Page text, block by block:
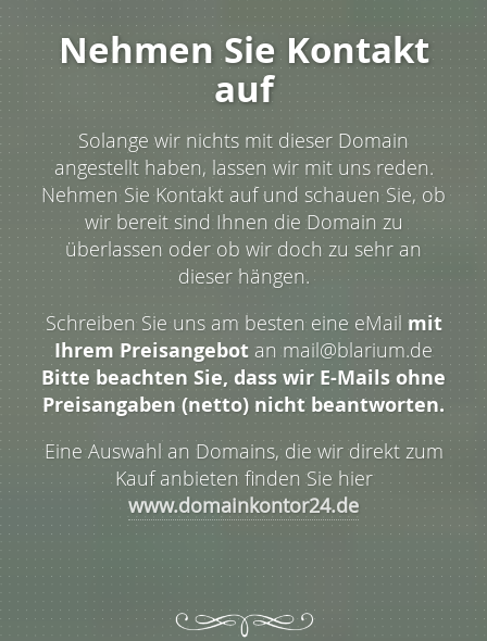
Nehmen Sie Kontakt
auf
Solange wir nichts mit dieser Domain
angestellt haben, lassen wir mit uns reden.
Nehmen Sie Kontakt auf und schauen Sie, ob
wir bereit sind Ihnen die Domain zu
überlassen oder ob wir doch zu sehr an
dieser hängen.
Schreiben Sie uns am besten eine eMail mit
Ihrem Preisangebot an mail@blarium.de
Bitte beachten Sie, dass wir E-Mails ohne
Preisangaben (netto) nicht beantworten.
Eine Auswahl an Domains, die wir direkt zum
Kauf anbieten finden Sie hier
www.domainkontor24.de